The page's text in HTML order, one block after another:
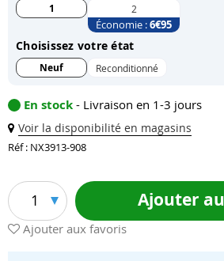
1 2
Économie :6€95
Choisissez votre état
Neuf Reconditionné
En stock - Livraison en 1-3 jours
Voir la disponibilité en magasins
Réf : NX3913-908
1 Ajouter
Ajouter aux favoris